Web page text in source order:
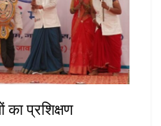
प्रशिक्षण